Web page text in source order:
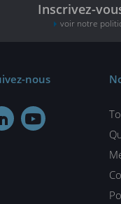
Inscrivez-
voir notre
nous
